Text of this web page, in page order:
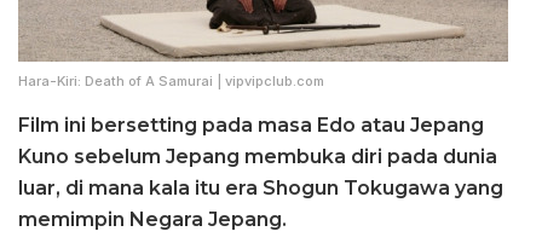
Hara-Kiri: Death of A Samurai | vipvipclub.com
Film ini bersetting pada masa Edo atau Jepang
Kuno sebelum Jepang membuka diri pada dunia
luar, di mana kala itu era Shogun Tokugawa yang
memimpin Negara Jepang.